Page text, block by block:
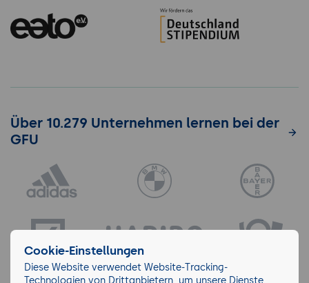
Über 10.279 Unternehmen lernen bei der
GFU
Cookie-Einstellungen
Diese Website verwendet Website-Tracking-
Technologien von Drittanbietern, um unsere Dienste